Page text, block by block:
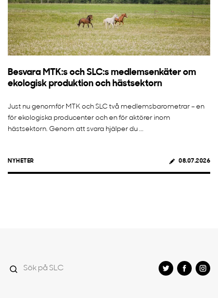
Besvara MTK:s och SLC:s medlemsenkäter om
ekologisk produktion och hästsektorn
Just nu genomför MTK och SLC två medlemsbarometrar – en
för ekologiska producenter och en för aktörer inom
hästsektorn. Genom att svara hjälper du ...
NYHETER 08.07.2026